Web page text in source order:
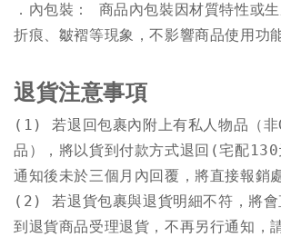
． 內包裝： 商品內包裝因材質特性或
折痕、皺褶等現象，不影響商品使用功能
退貨注意事項
(1) 若退回包裹內附上有私人物品（非
品），將以貨到付款方式退回(宅配130
通知後未於三個月內回覆，將直接報銷
(2) 若退貨包裹與退貨明細不符，將會
到退貨商品受理退貨，不再另行通知，